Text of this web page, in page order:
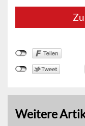
Weitere